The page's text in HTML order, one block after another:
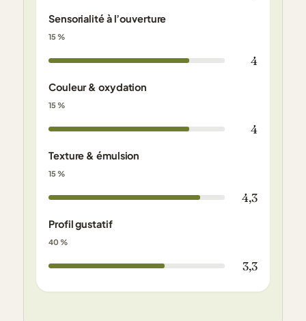
Sensorialité à l’ouverture
15 %
4
Couleur & oxydation
15 %
4
Texture & émulsion
15 %
4,3
Profil gustatif
40 %
3,3